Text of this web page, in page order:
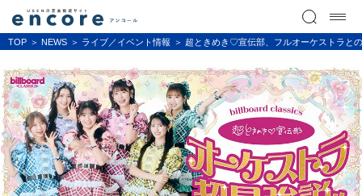
TOP NEWS ライブ／イベント情報 超ときめき♡宣伝部、フルオーケストラと